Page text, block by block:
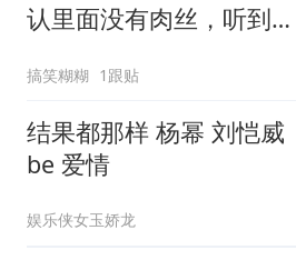
认里面没有肉丝，听到助
搞笑糊糊 1跟贴
结果都那样 杨幂 刘恺威
be 爱情
娱乐侠女玉娇龙